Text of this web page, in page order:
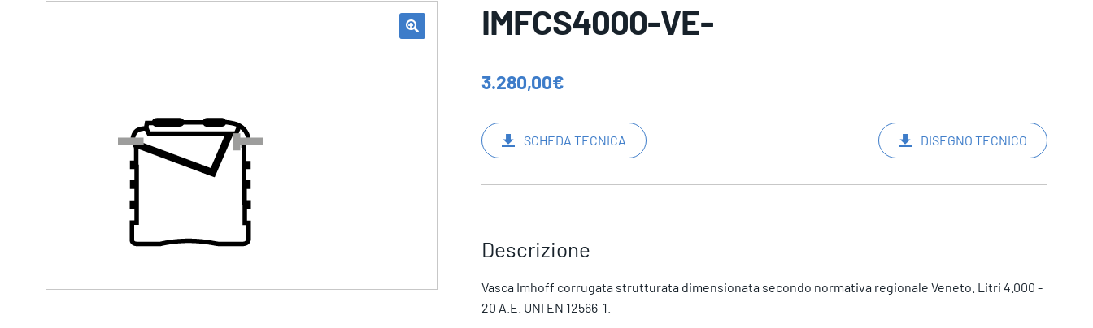
IMFCS4000-VE-
3.280,00€
SCHEDA TECNICA DISEGNO TECNICO
Descrizione
Vasca Imhoff corrugata strutturata dimensionata secondo normativa regionale Veneto. Litri 4.000 -
20 A.E. UNI EN 12566-1.